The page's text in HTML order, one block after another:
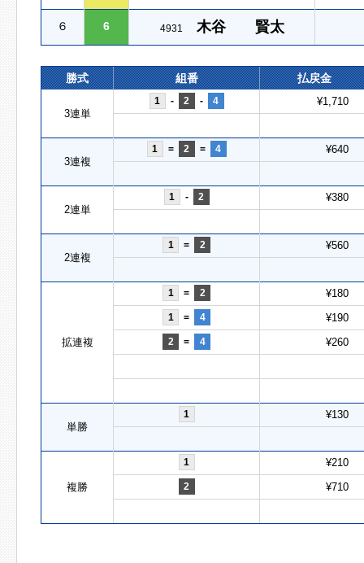
６ 6 4931 木谷 賢太
勝式 組番 払戻金
3連単
1 - 2 - 4 ¥1,710
3連複
1 = 2 = 4 ¥640
2連単
1 - 2 ¥380
2連複
1 = 2 ¥560
拡連複
1 = 2 ¥180
1 = 4 ¥190
2 = 4 ¥260
単勝
1 ¥130
複勝
1 ¥210
2 ¥710